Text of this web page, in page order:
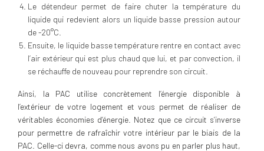
Le détendeur permet de faire chuter la température du
liquide qui redevient alors un liquide basse pression autour
de -20°C.
Ensuite, le liquide basse température rentre en contact avec
l’air extérieur qui est plus chaud que lui, et par convection, il
se réchauffe de nouveau pour reprendre son circuit.
Ainsi, la PAC utilise concrètement l’énergie disponible à
l’extérieur de votre logement et vous permet de réaliser de
véritables économies d’énergie. Notez que ce circuit s’inverse
pour permettre de rafraîchir votre intérieur par le biais de la
PAC. Celle-ci devra, comme nous avons pu en parler plus haut,